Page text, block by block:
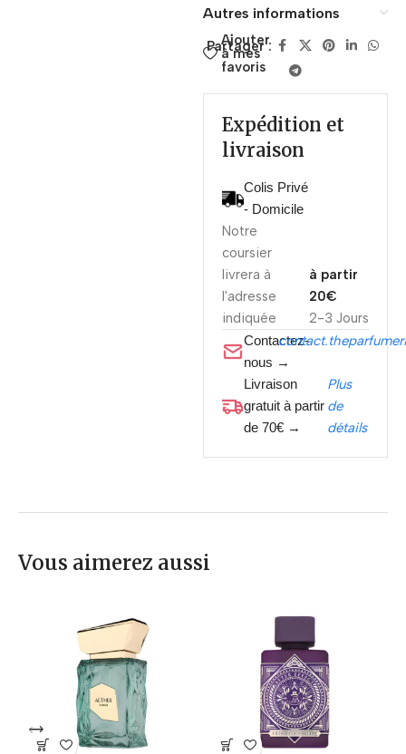
Autres informations
Ajouter
à mes
favoris
Partager :
Expédition et
livraison
Colis Privé
- Domicile
Notre
coursier
livrera à
l'adresse
indiquée
2-3 Jours
à partir
20€
Contactez-
nous →
Livraison
gratuit à partir
de 70€ →
Plus
de
détails
Vous aimerez aussi